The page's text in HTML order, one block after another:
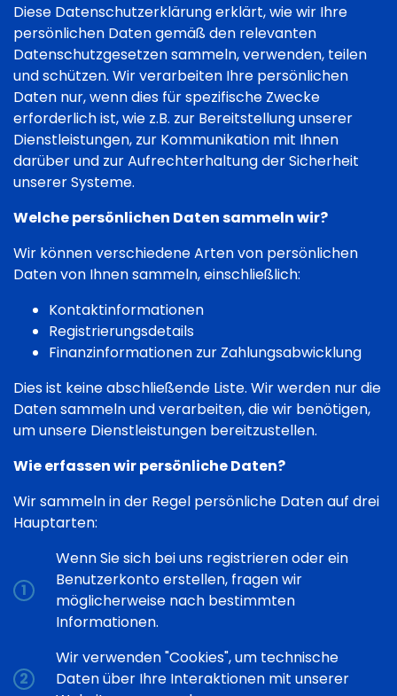
Diese Datenschutzerklärung erklärt, wie wir Ihre
persönlichen Daten gemäß den relevanten
Datenschutzgesetzen sammeln, verwenden, teilen
und schützen. Wir verarbeiten Ihre persönlichen
Daten nur, wenn dies für spezifische Zwecke
erforderlich ist, wie z.B. zur Bereitstellung unserer
Dienstleistungen, zur Kommunikation mit Ihnen
darüber und zur Aufrechterhaltung der Sicherheit
unserer Systeme.
Welche persönlichen Daten sammeln wir?
Wir können verschiedene Arten von persönlichen
Daten von Ihnen sammeln, einschließlich:
Kontaktinformationen
Registrierungsdetails
Finanzinformationen zur Zahlungsabwicklung
Dies ist keine abschließende Liste. Wir werden nur die
Daten sammeln und verarbeiten, die wir benötigen,
um unsere Dienstleistungen bereitzustellen.
Wie erfassen wir persönliche Daten?
Wir sammeln in der Regel persönliche Daten auf drei
Hauptarten:
Wenn Sie sich bei uns registrieren oder ein
Benutzerkonto erstellen, fragen wir
möglicherweise nach bestimmten
Informationen.
Wir verwenden "Cookies", um technische
Daten über Ihre Interaktionen mit unserer